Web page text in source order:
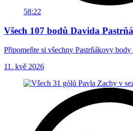
58:22
Všech 107 bodů Davida
Připomeňte si všechny Pastrňákovy body
11. kvě 2026